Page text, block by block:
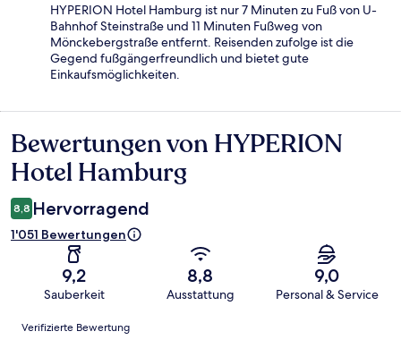
HYPERION Hotel Hamburg ist nur 7 Minuten zu Fuß von U-
Bahnhof Steinstraße und 11 Minuten Fußweg von
Mönckebergstraße entfernt. Reisenden zufolge ist die
Gegend fußgängerfreundlich und bietet gute
Einkaufsmöglichkeiten.
Bewertungen
Bewertungen von HYPERION
Hotel Hamburg
8,8 Hervorragend
1'051 Bewertungen
9,2
Sauberkeit
8,8
Ausstattung
9,0
Personal & Service
Bewertungen
Verifizierte Bewertung